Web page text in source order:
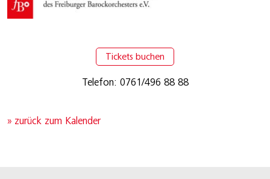
Tickets buchen
Telefon: 0761/496 88 88
» zurück zum Kalender